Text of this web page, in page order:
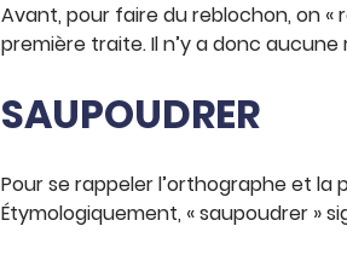
Avant, pour faire du reblochon, on «
première traite. Il n’y a donc
SAUPOUDRER
Pour se rappeler l’orthographe et la
Étymologiquement, « saupoudrer »